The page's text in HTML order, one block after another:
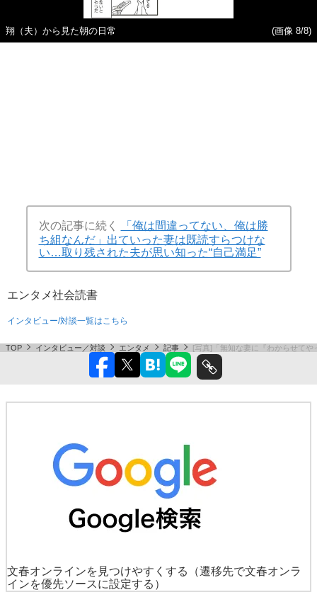
翔（夫）から見た朝の日常 (画像 8/8)
次の記事に続く
「俺は間違ってない、俺は勝
ち組なんだ」出ていった妻は既読すらつけな
い…取り残された夫が思い知った“自己満足”
エンタメ社会読書
インタビュー/対談一覧はこちら
TOP インタビュー／対談 エンタメ 記事 [写真]「無知な妻に『わからせて
文春オンラインを見つけやすくする
（遷移先で文春オンラ
インを優先ソースに設定する）